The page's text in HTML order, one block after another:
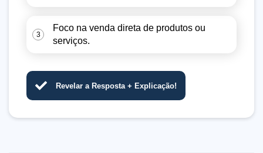
3
Foco na venda direta de produtos ou
serviços.
Revelar a Resposta + Explicação!